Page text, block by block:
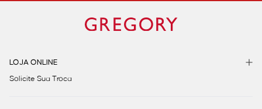
LOJA ONLINE
Solicite Sua Troca